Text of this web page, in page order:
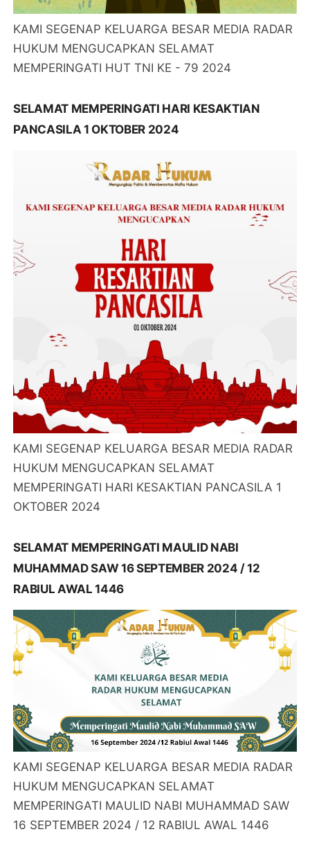
KAMI SEGENAP KELUARGA BESAR MEDIA RADAR
HUKUM MENGUCAPKAN SELAMAT
MEMPERINGATI HUT TNI KE - 79 2024
SELAMAT MEMPERINGATI HARI KESAKTIAN
PANCASILA 1 OKTOBER 2024
KAMI SEGENAP KELUARGA BESAR MEDIA RADAR
HUKUM MENGUCAPKAN SELAMAT
MEMPERINGATI HARI KESAKTIAN PANCASILA 1
OKTOBER 2024
SELAMAT MEMPERINGATI MAULID NABI
MUHAMMAD SAW 16 SEPTEMBER 2024 / 12
RABIUL AWAL 1446
KAMI SEGENAP KELUARGA BESAR MEDIA RADAR
HUKUM MENGUCAPKAN SELAMAT
MEMPERINGATI MAULID NABI MUHAMMAD SAW
16 SEPTEMBER 2024 / 12 RABIUL AWAL 1446